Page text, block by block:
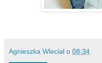
Agnieszka Wleciał o 08:34